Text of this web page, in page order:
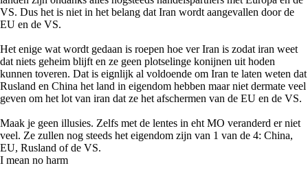
VS. Dus het is niet in het belang dat Iran wordt aangevallen door de
EU en de VS.
Het enige wat wordt gedaan is roepen hoe ver Iran is zodat iran weet
dat niets geheim blijft en ze geen plotselinge konijnen uit hoden
kunnen toveren. Dat is eignlijk al voldoende om Iran te laten weten dat
Rusland en China het land in eigendom hebben maar niet dermate veel
geven om het lot van iran dat ze het afschermen van de EU en de VS.
Maak je geen illusies. Zelfs met de lentes in eht MO veranderd er niet
veel. Ze zullen nog steeds het eigendom zijn van 1 van de 4: China,
EU, Rusland of de VS.
I mean no harm